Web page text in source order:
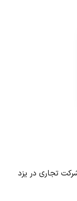
تجاری در یزد